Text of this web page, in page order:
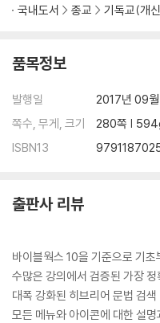
29 _ GSE 개요·162
31 _ 검색 엔진의 예·170
PART 08참고 자료
32 _ 지도·174
34 _ 이펍(ePub) 도구·186
PART 09원리 탐구
원리탐구 2. 자료 탐구·195
원리탐구 3. 헬라어 사전·197
원리탐구 4. 히브리어 사전·210
원리탐구 5. 어떤 번역을 선택할
국내도서 종교 기독교(개
품목정보
발행일
2017년 09
쪽수, 무게, 크기
280쪽 |
ISBN13
출판사 리뷰
바이블웍스 10을 기준으로 기초
수많은 강의에서 검증된 가장
대폭 강화된 히브리어 문법 검색
모든 메뉴와 아이콘에 대한 설명